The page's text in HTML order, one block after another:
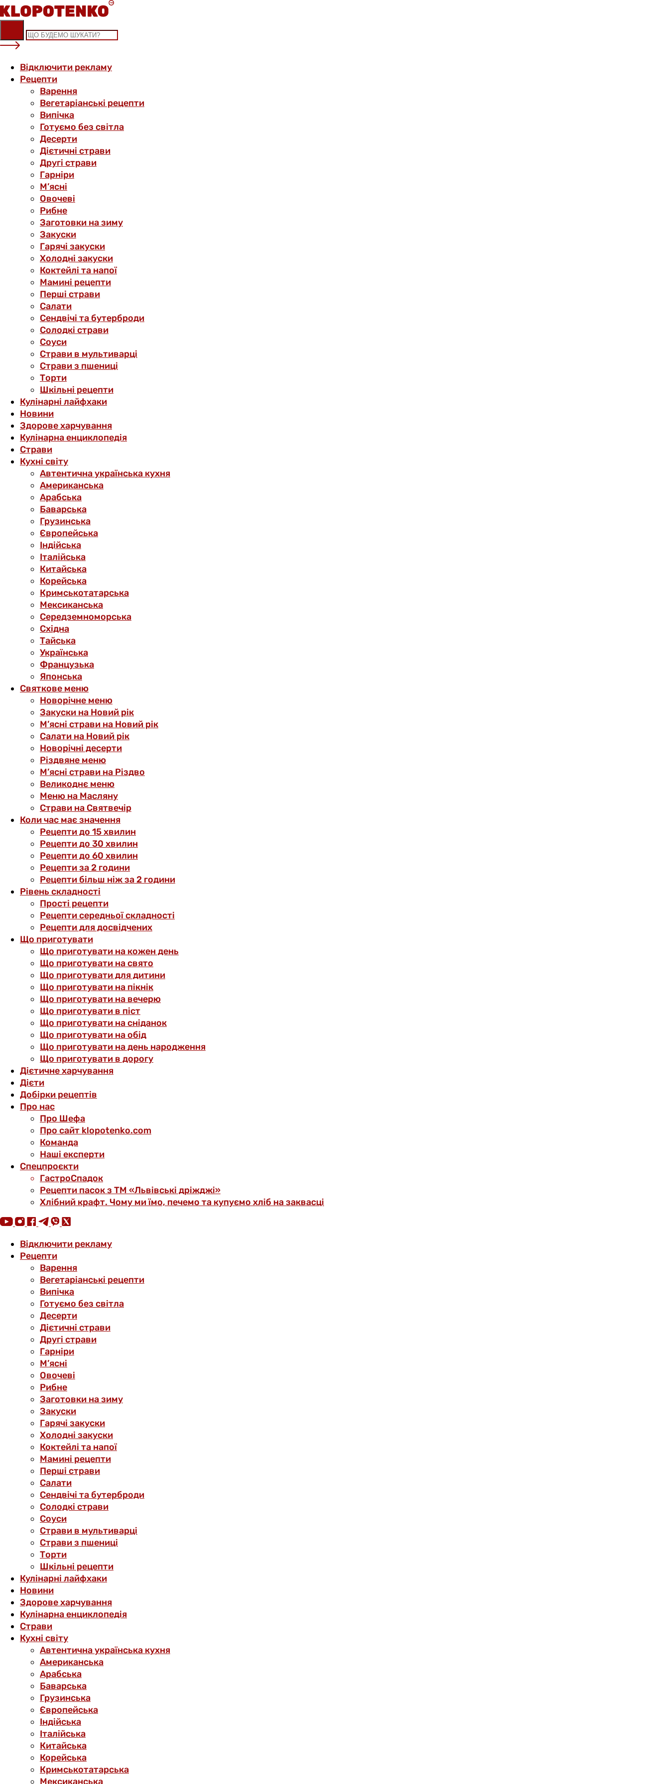
Skip
to
content
Відключити рекламу
Рецепти
Варення
Вегетаріанські рецепти
Випічка
Готуємо без світла
Десерти
Дієтичні страви
Другі страви
Гарніри
М’ясні
Овочеві
Рибне
Заготовки на зиму
Закуски
Гарячі закуски
Холодні закуски
Коктейлі та напої
Мамині рецепти
Перші страви
Салати
Сендвічі та бутерброди
Солодкі страви
Соуси
Страви в мультиварці
Страви з пшениці
Торти
Шкільні рецепти
Кулінарні лайфхаки
Новини
Здорове харчування
Кулінарна енциклопедія
Страви
Кухні світу
Автентична українська кухня
Американська
Арабська
Баварська
Грузинська
Європейська
Індійська
Італійська
Китайська
Корейська
Кримськотатарська
Мексиканська
Середземноморська
Східна
Тайська
Українська
Французька
Японська
Святкове меню
Новорічне меню
Закуски на Новий рік
М’ясні страви на Новий рік
Салати на Новий рік
Новорічні десерти
Різдвяне меню
М’ясні страви на Різдво
Великоднє меню
Меню на Масляну
Страви на Святвечір
Коли час має значення
Рецепти до 15 хвилин
Рецепти до 30 хвилин
Рецепти до 60 хвилин
Рецепти за 2 години
Рецепти більш ніж за 2 години
Рівень складності
Прості рецепти
Рецепти середньої складності
Рецепти для досвідчених
Що приготувати
Що приготувати на кожен день
Що приготувати на свято
Що приготувати для дитини
Що приготувати на пікнік
Що приготувати на вечерю
Що приготувати в піст
Що приготувати на сніданок
Що приготувати на обід
Що приготувати на день народження
Що приготувати в дорогу
Дієтичне харчування
Дієти
Добірки рецептів
Про нас
Про Шефа
Про сайт klopotenko.com
Команда
Наші експерти
Спецпроєкти
ГастроСпадок
Рецепти пасок з ТМ «Львівські дріжджі»
Хлібний крафт. Чому ми їмо, печемо та купуємо хліб на заквасці
Відключити рекламу
Рецепти
Варення
Вегетаріанські рецепти
Випічка
Готуємо без світла
Десерти
Дієтичні страви
Другі страви
Гарніри
М’ясні
Овочеві
Рибне
Заготовки на зиму
Закуски
Гарячі закуски
Холодні закуски
Коктейлі та напої
Мамині рецепти
Перші страви
Салати
Сендвічі та бутерброди
Солодкі страви
Соуси
Страви в мультиварці
Страви з пшениці
Торти
Шкільні рецепти
Кулінарні лайфхаки
Новини
Здорове харчування
Кулінарна енциклопедія
Страви
Кухні світу
Автентична українська кухня
Американська
Арабська
Баварська
Грузинська
Європейська
Індійська
Італійська
Китайська
Корейська
Кримськотатарська
Мексиканська